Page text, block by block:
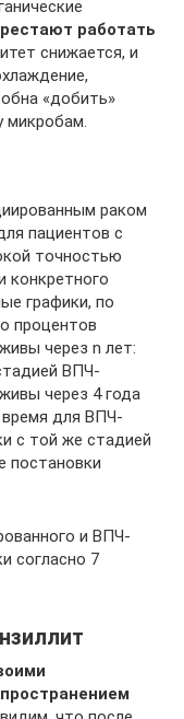
работать
снижается, и
«добить»
микробам.
раком
пациентов с
точностью
конкретного
графики, по
процентов
через n лет:
ВПЧ-
через 4 года
время для ВПЧ-
с той же стадией
постановки
и ВПЧ-
согласно 7